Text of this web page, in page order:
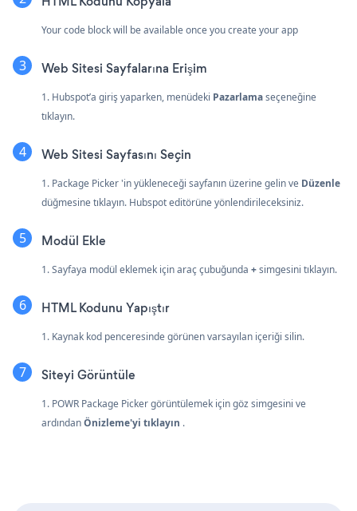
Your code block will be available once you create your app
Web Sitesi Sayfalarına Erişim
1. Hubspot’a giriş yaparken, menüdeki Pazarlamaseçeneğine
tıklayın.
Web Sitesi Sayfasını Seçin
1. Package Picker 'in yükleneceği sayfanın üzerine gelin ve Düzenle
düğmesine tıklayın. Hubspot editörüne yönlendirileceksiniz.
Modül Ekle
1. Sayfaya modül eklemek için araç çubuğunda +simgesini tıklayın.
HTML Kodunu Yapıştır
1. Kaynak kod penceresinde görünen varsayılan içeriği silin.
Siteyi Görüntüle
1. POWR Package Picker görüntülemek için göz simgesini ve
ardındanÖnizleme'yi tıklayın .